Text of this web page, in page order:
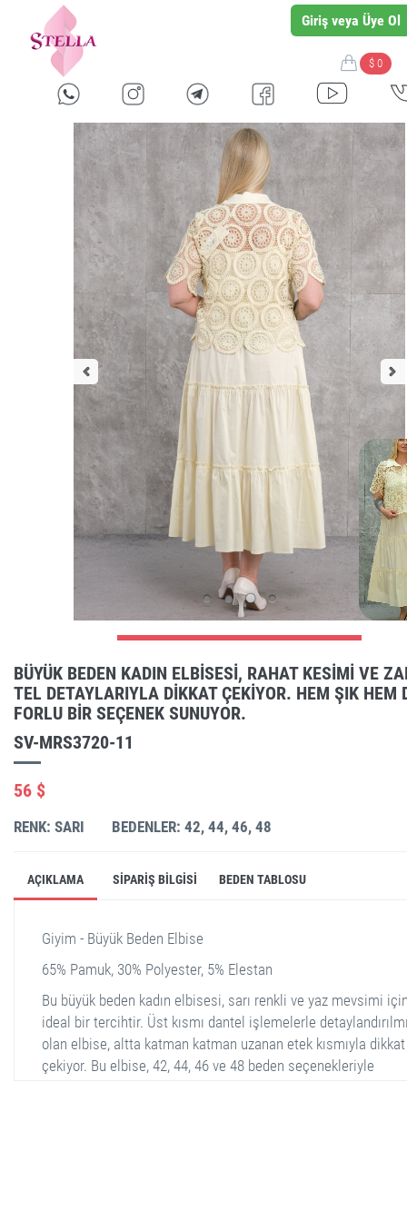
Giriş veya Üye Ol
$ 0
BÜYÜK BEDEN KADIN ELBISESI, RAHAT KESIMI VE
TEL DETAYLARIYLA DIKKAT ÇEKIYOR. HEM ŞIK HEM
FORLU BIR SEÇENEK SUNUYOR.
SV-MRS3720-11
56 $
RENK: SARI BEDENLER: 42, 44, 46, 48
AÇIKLAMA SIPARIŞ BILGISI BEDEN TABLOSU
Giyim - Büyük Beden Elbise
65% Pamuk, 30% Polyester, 5% Elestan
Bu büyük beden kadın elbisesi, sarı renkli ve yaz mevsimi
ideal bir tercihtir. Üst kısmı dantel işlemelerle
olan elbise, altta katman katman uzanan etek kısmıyla dikkat
çekiyor. Bu elbise, 42, 44, 46 ve 48 beden seçenekleriyle